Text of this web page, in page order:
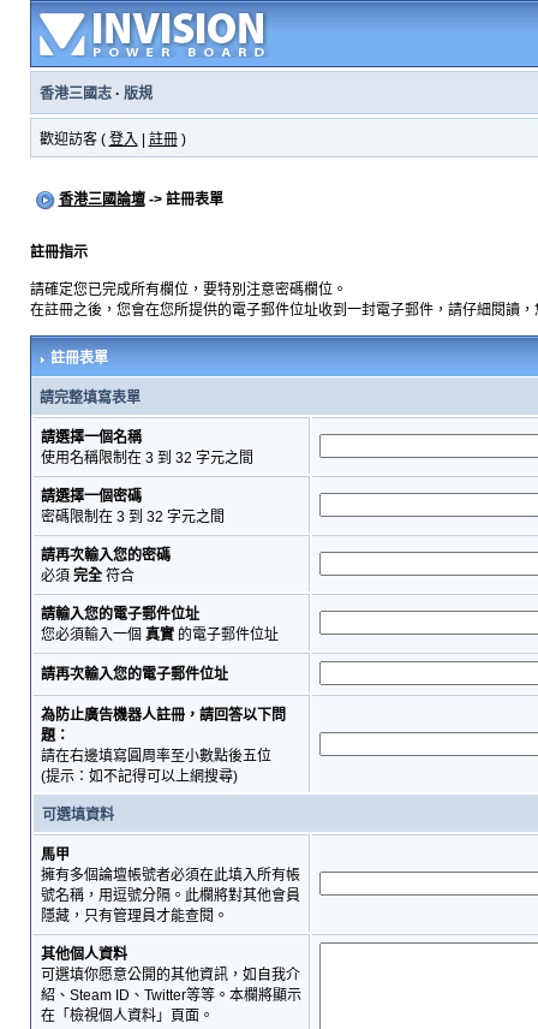
香港三國志· 版規
歡迎訪客 ( 登入 註冊)
香港三國論壇-> 註冊表單
註冊指示
請確定您已完成所有欄位，要特別注意密碼欄位。
在註冊之後，您會在您所提供的電子郵件位址收到一封電子郵件，請仔細閱讀
註冊表單
請完整填寫表單
請選擇一個名稱
使用名稱限制在 3 到 32 字元之間
請選擇一個密碼
密碼限制在 3 到 32 字元之間
請再次輸入您的密碼
必須 完全符合
請輸入您的電子郵件位址
您必須輸入一個 真實的電子郵件位址
請再次輸入您的電子郵件位址
為防止廣告機器人註冊，請回答以下問
題：
請在右邊填寫圓周率至小數點後五位
(提示：如不記得可以上網搜尋)
可選填資料
馬甲
擁有多個論壇帳號者必須在此填入所有帳
號名稱，用逗號分隔。此欄將對其他會員
隱藏，只有管理員才能查閱。
其他個人資料
可選填你愿意公開的其他資訊，如自我介
紹、Steam ID、Twitter等等。本欄將顯示
在「檢視個人資料」頁面。